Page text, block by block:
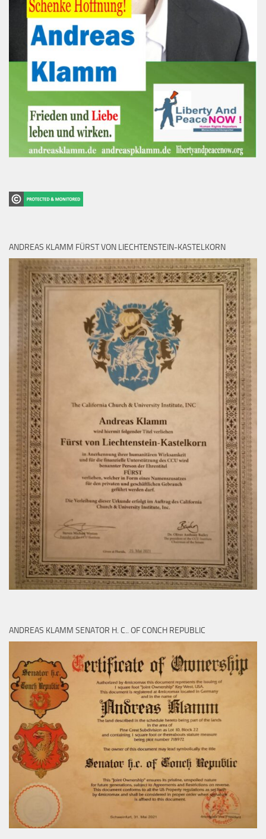
ANDREAS KLAMM FÜRST VON LIECHTENSTEIN-KASTELKORN
ANDREAS KLAMM SENATOR H. C.. OF CONCH REPUBLIC